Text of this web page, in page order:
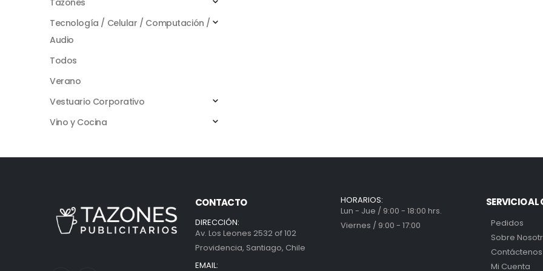
Tecnología / Celular / Computación /
Audio
Todos
Verano
Vestuario Corporativo
Vino y Cocina
CONTACTO
DIRECCIÓN:
Av. Los Leones 2532 of 102
Providencia, Santiago, Chile
EMAIL:
HORARIOS:
Lun - Jue / 9:00 - 18:00 hrs.
Viernes / 9:00 - 17:00
SERVICIO AL
Pedidos
Sobre
Contáctenos
Mi Cuenta